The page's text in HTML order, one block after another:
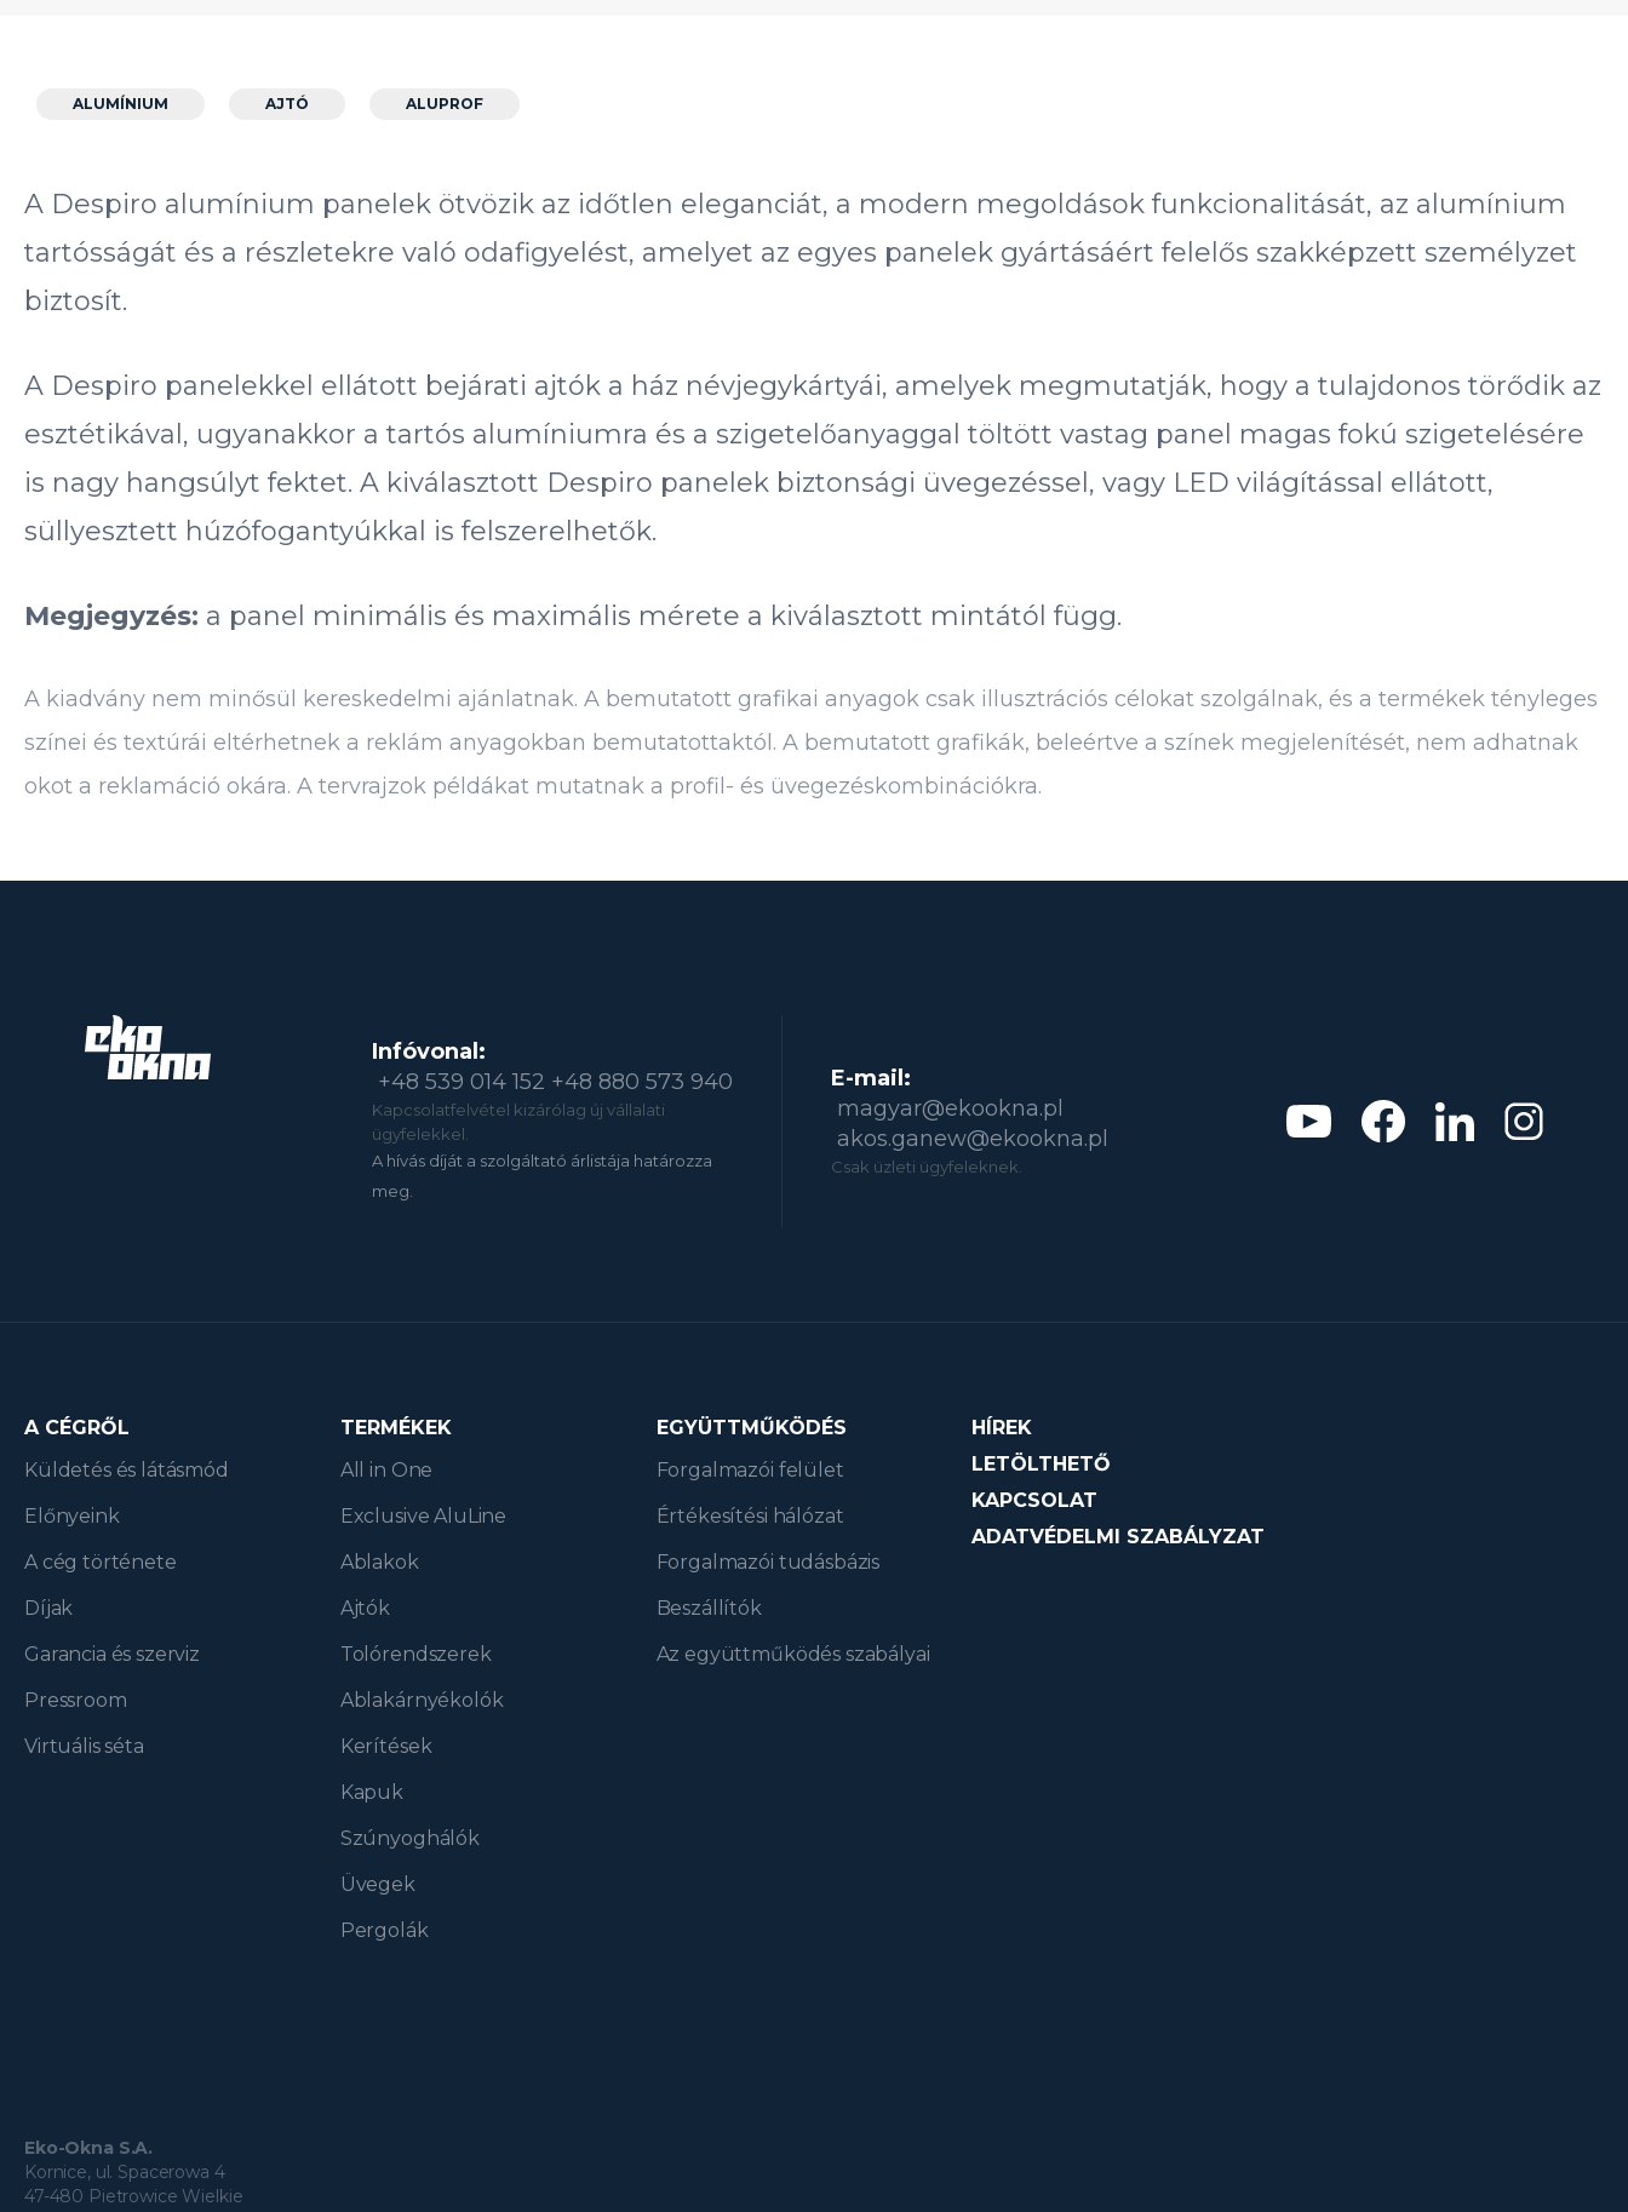
ALUMÍNIUM AJTÓ ALUPROF
A Despiro alumínium panelek ötvözik az időtlen eleganciát, a modern megoldások funkcionalitását, az alumínium
tartósságát és a részletekre való odafigyelést, amelyet az egyes panelek gyártásáért felelős szakképzett személyzet
biztosít.
A Despiro panelekkel ellátott bejárati ajtók a ház névjegykártyái, amelyek megmutatják, hogy a tulajdonos törődik az
esztétikával, ugyanakkor a tartós alumíniumra és a szigetelőanyaggal töltött vastag panel magas fokú szigetelésére
is nagy hangsúlyt fektet. A kiválasztott Despiro panelek biztonsági üvegezéssel, vagy LED világítással ellátott,
süllyesztett húzófogantyúkkal is felszerelhetők.
Megjegyzés: a panel minimális és maximális mérete a kiválasztott mintától függ.
A kiadvány nem minősül kereskedelmi ajánlatnak. A bemutatott grafikai anyagok csak illusztrációs célokat szolgálnak, és a termékek tényleges
színei és textúrái eltérhetnek a reklám anyagokban bemutatottaktól. A bemutatott grafikák, beleértve a színek megjelenítését, nem adhatnak
okot a reklamáció okára. A tervrajzok példákat mutatnak a profil- és üvegezéskombinációkra.
Infóvonal:
+48 539 014 152 +48 880 573 940
Kapcsolatfelvétel kizárólag új vállalati
ügyfelekkel.
A hívás díját a szolgáltató árlistája határozza
meg.
E-mail:
magyar@ekookna.pl
akos.ganew@ekookna.pl
Csak üzleti ügyfeleknek.
A CÉGRŐL
Küldetés és látásmód
Előnyeink
A cég története
Díjak
Garancia és szerviz
Pressroom
Virtuális séta
TERMÉKEK
All in One
Exclusive AluLine
Ablakok
Ajtók
Tolórendszerek
Ablakárnyékolók
Kerítések
Kapuk
Szúnyoghálók
Üvegek
Pergolák
EGYÜTTMŰKÖDÉS
Forgalmazói felület
Értékesítési hálózat
Forgalmazói tudásbázis
Beszállítók
Az együttműködés szabályai
HÍREK
LETÖLTHETŐ
KAPCSOLAT
ADATVÉDELMI SZABÁLYZAT
Eko-Okna S.A.
Kornice, ul. Spacerowa 4
47-480 Pietrowice Wielkie